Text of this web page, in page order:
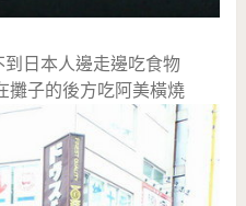
日本人邊走邊吃食物
攤子的後方吃阿美橫燒